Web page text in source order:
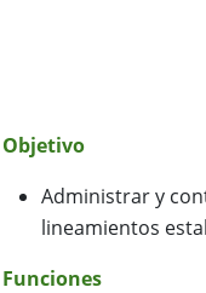
Objetivo
Administrar y
lineamientos
Funciones